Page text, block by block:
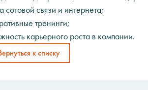
сотовой связи и интернета;
тренинги;
карьерного роста в компании.
к списку